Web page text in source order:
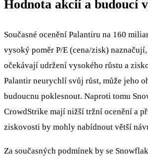
Hodnota akcií a budoucí
Současné ocenění Palantiru na 160
vysoký poměr P/E (cena/zisk)
očekávají udržení vysokého růstu a
Palantir neurychlí svůj růst, může jeho
budoucnu poklesnout. Naproti tomu
CrowdStrike mají nižší tržní ocenění a
ziskovosti by mohly nabídnout větší
Za současných podmínek by se